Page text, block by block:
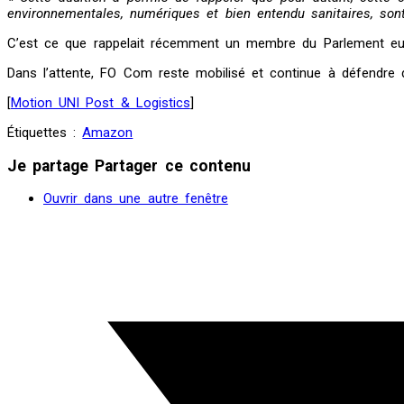
environnementales, numériques et bien entendu sanitaires,
C’est ce que rappelait récemment un membre du
Dans l’attente, FO Com reste mobilisé et continue à défendre
[Motion UNI Post & Logistics]
Étiquettes :Amazon
Je partage Partager ce contenu
Ouvrir dans une autre fenêtre